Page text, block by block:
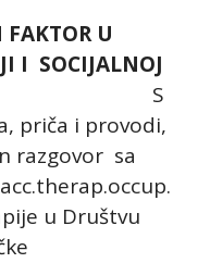
U
I SOCIJALNOJ
S
priča i provodi,
razgovor sa
u Društvu